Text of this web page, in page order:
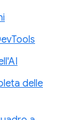
delle